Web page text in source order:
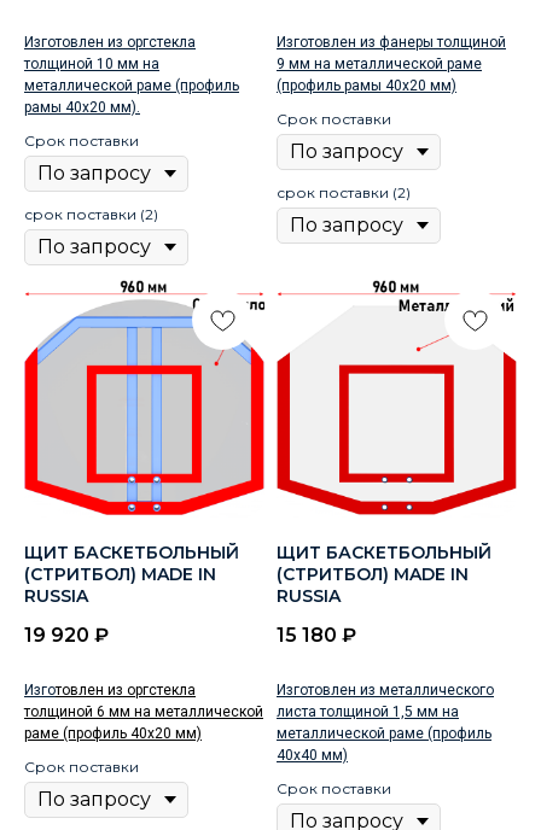
Изготовлен из оргстекла
толщиной 10 мм на
металлической раме (профиль
рамы 40х20 мм).
Срок поставки
срок поставки (2)
Изготовлен из фанеры толщиной
9 мм на металлической раме
(профиль рамы 40х20 мм)
Срок поставки
срок поставки (2)
ЩИТ БАСКЕТБОЛЬНЫЙ
(СТРИТБОЛ) MADE IN
RUSSIA
19 920 ₽
Изготовлен из оргстекла
толщиной 6 мм на металлической
раме (профиль 40х20 мм)
Срок поставки
ЩИТ БАСКЕТБОЛЬНЫЙ
(СТРИТБОЛ) MADE IN
RUSSIA
15 180 ₽
Изготовлен из металлического
листа толщиной 1,5 мм на
металлической раме (профиль
40х40 мм)
Срок поставки